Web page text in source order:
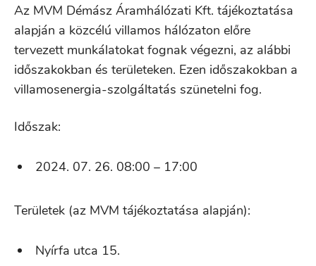
Az MVM Démász Áramhálózati Kft. tájékoztatása
alapján a közcélú villamos hálózaton előre
tervezett munkálatokat fognak végezni, az alábbi
időszakokban és területeken. Ezen időszakokban a
villamosenergia-szolgáltatás szünetelni fog.
Időszak:
2024. 07. 26. 08:00 – 17:00
Területek (az MVM tájékoztatása alapján):
Nyírfa utca 15.